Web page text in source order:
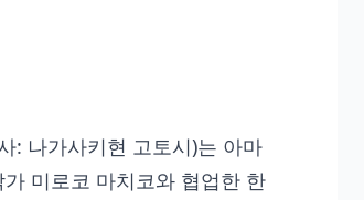
: 나가사키현 고토시)는 아마
미로코 마치코와 협업한 한